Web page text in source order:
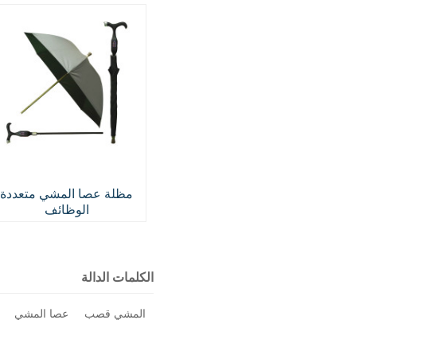
مظلة عصا المشي متعددة
الوظائف
الكلمات الدالة
المشي قصب عصا المشي